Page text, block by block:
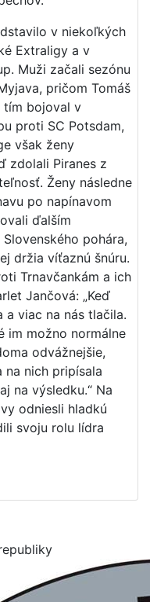
v niekoľkých
Extraligy a v
Muži začali sezónu
pričom Tomáš
tím bojoval v
proti SC Potsdam,
však ženy
zdolali Piranes z
Ženy následne
po napínavom
ďalším
pohára,
držia víťaznú šnúru.
Trnavčankám a ich
Jančová: „Keď
a viac na nás tlačila.
im možno normálne
odvážnejšie,
na nich pripísala
na výsledku.“ Na
odniesli hladkú
svoju rolu lídra